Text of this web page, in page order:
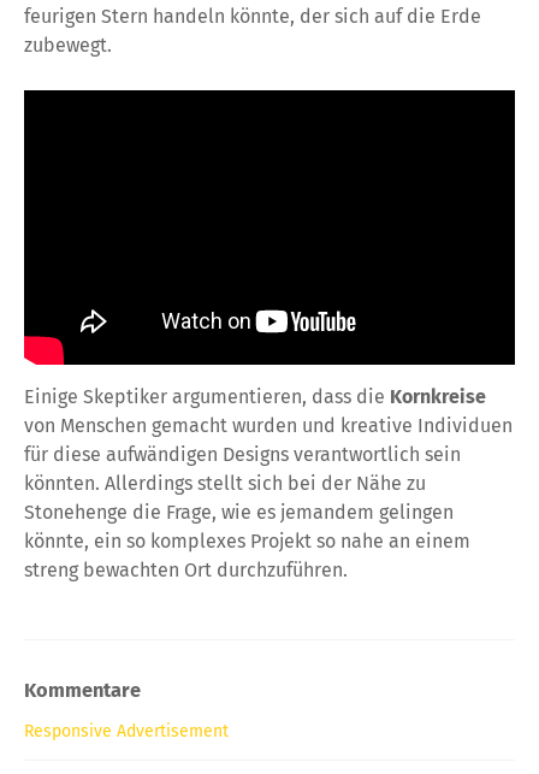
feurigen Stern handeln könnte, der sich auf die Erde
zubewegt.
Einige Skeptiker argumentieren, dass die Kornkreise
von Menschen gemacht wurden und kreative Individuen
für diese aufwändigen Designs verantwortlich sein
könnten. Allerdings stellt sich bei der Nähe zu
Stonehenge die Frage, wie es jemandem gelingen
könnte, ein so komplexes Projekt so nahe an einem
streng bewachten Ort durchzuführen.
Kommentare
Responsive Advertisement